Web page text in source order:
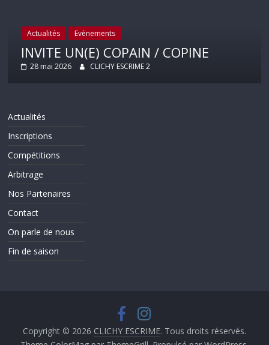
Actualités Evènements
INVITE UN(E) COPAIN / COPINE
28 mai 2026 CLICHY ESCRIME 2
Actualités
Inscriptions
Compétitions
Arbitrage
Nos Partenaires
Contact
On parle de nous
Fin de saison
Copyright © 2026 CLICHY ESCRIME. Tous droits réservés.